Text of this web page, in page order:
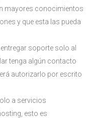
mayores conocimientos
y que esta las pueda
soporte solo al
tenga algún contacto
autorizarlo por escrito
a servicios
esto es